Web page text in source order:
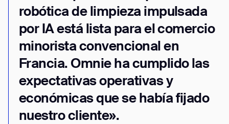
robótica de limpieza impulsada
por IA está lista para el comercio
minorista convencional en
Francia. Omnie ha cumplido las
expectativas operativas y
económicas que se había fijado
nuestro cliente».